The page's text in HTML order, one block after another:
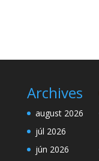
Archives
august 2026
júl 2026
jún 2026